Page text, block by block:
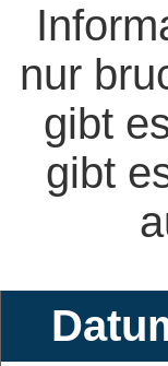
nur
gibt
gibt